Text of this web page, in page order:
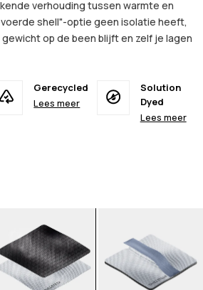
verhouding tussen warmte en
shell"-optie geen isolatie heeft,
op de been blijft en zelf je lagen
Gerecycled
Lees meer
Solution
Dyed
Lees meer